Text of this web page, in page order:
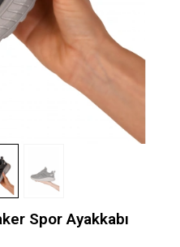
Spor Ayakkabı